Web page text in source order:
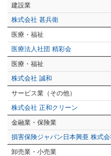
建設業
株式会社 甚兵衛
医療・福祉
医療法人社団 精彩会
医療・福祉
株式会社 誠和
サービス業（その他）
株式会社 正和クリーン
金融業・保険業
損害保険ジャパン日本興亜 株式
卸売業・小売業